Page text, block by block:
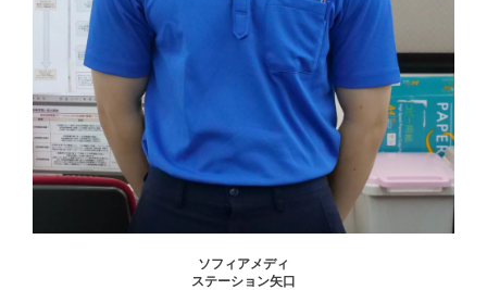
ソフィアメディ
ステーション矢口